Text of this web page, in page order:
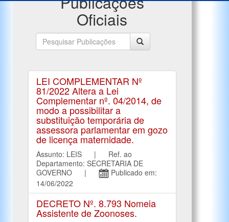
Oficiais
LEI COMPLEMENTAR Nº
81/2022 Altera a Lei
Complementar nº. 04/2014, de
modo a possibilitar a
substituição temporária de
assessora parlamentar em gozo
de licença maternidade.
Assunto: LEIS | Ref. ao
Departamento: SECRETARIA DE
GOVERNO |
Publicado em:
14/06/2022
DECRETO Nº. 8.793 Nomeia
Assistente de Zoonoses.